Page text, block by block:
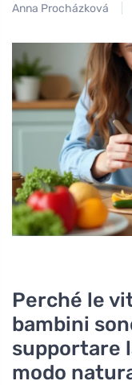
Anna Procházková
Perché le
bambini
supportare
modo